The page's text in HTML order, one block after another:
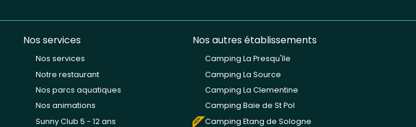
Nos services
Nos services
Notre restaurant
Nos parcs aquatiques
Nos animations
Sunny Club 5 - 12 ans
Nos autres établissements
Camping La Presqu'île
Camping La Source
Camping La Clementine
Camping Baie de St Pol
Camping Etang de Sologne